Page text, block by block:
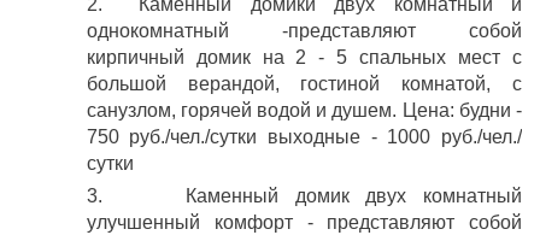
2. Каменный домики двух комнатный и
однокомнатный -представляют собой
кирпичный домик на 2 - 5 спальных мест с
большой верандой, гостиной комнатой, с
санузлом, горячей водой и душем. Цена: будни -
750 руб./чел./сутки выходные - 1000 руб./чел./
сутки
3. Каменный домик двух комнатный
улучшенный комфорт - представляют собой